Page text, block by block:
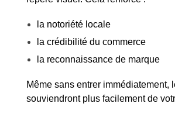
la notoriété locale
la crédibilité du commerce
la reconnaissance de marque
Même sans entrer immédiatement,
souviendront plus facilement de